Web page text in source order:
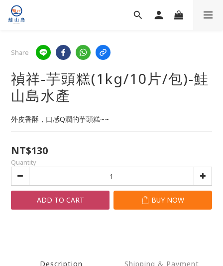
Share
禎祥-芋頭糕(1kg/10片/包)-鮭
山島水產
外皮香酥，口感Q潤的芋頭糕~~
NT$130
Quantity
ADD TO CART BUY NOW
Description Shipping & Payment